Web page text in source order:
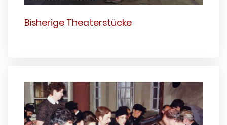
Bisherige Theaterstücke